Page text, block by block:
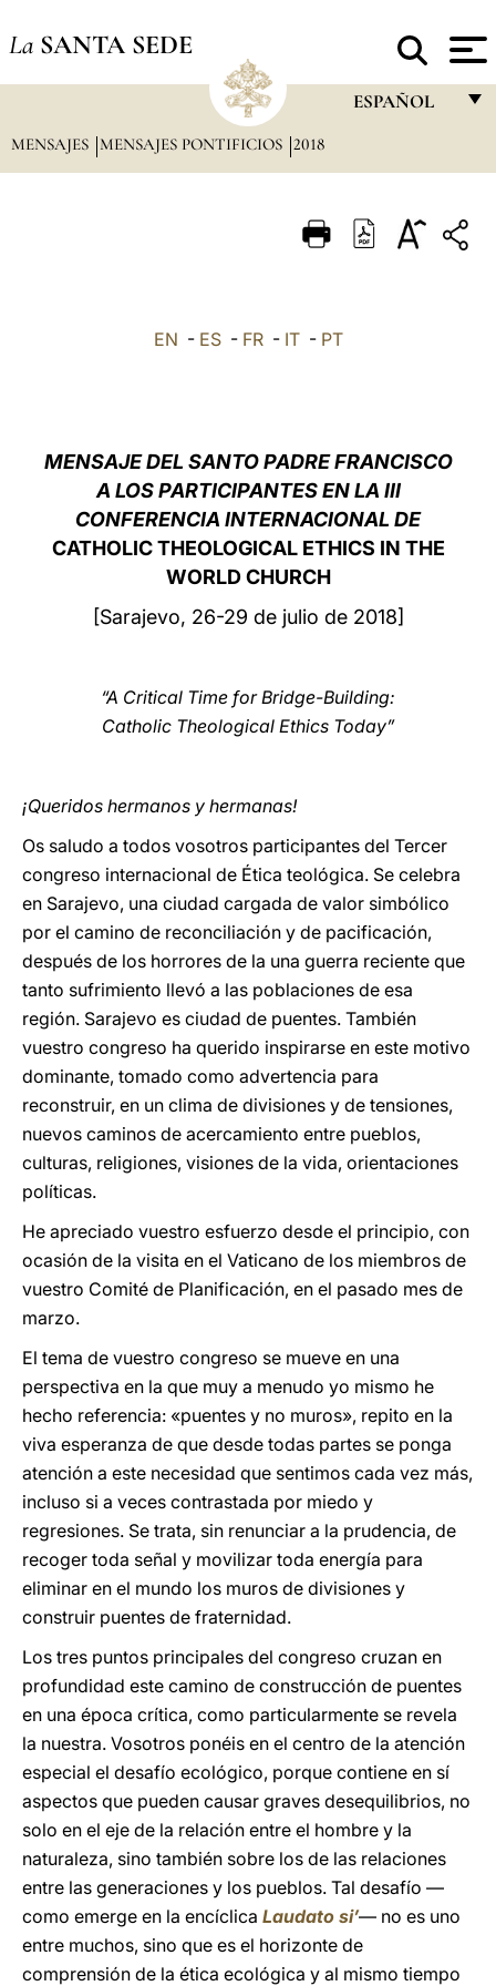
La SANTA SEDE
ESPAÑOL
ITALIANO
中文
LATINE
MENSAJES MENSAJES PONTIFICIOS 2018
EN - ES- FR- IT- PT
MENSAJE DEL SANTO PADRE FRANCISCO
A LOS PARTICIPANTES EN LA III
CONFERENCIA INTERNACIONAL DE
CATHOLIC THEOLOGICAL ETHICS IN THE
WORLD CHURCH
[Sarajevo, 26-29 de julio de 2018]
“A Critical Time for Bridge-Building:
Catholic Theological Ethics Today”
¡Queridos hermanos y hermanas!
Os saludo a todos vosotros participantes del Tercer
congreso internacional de Ética teológica. Se celebra
en Sarajevo, una ciudad cargada de valor simbólico
por el camino de reconciliación y de pacificación,
después de los horrores de la una guerra reciente que
tanto sufrimiento llevó a las poblaciones de esa
región. Sarajevo es ciudad de puentes. También
vuestro congreso ha querido inspirarse en este motivo
dominante, tomado como advertencia para
reconstruir, en un clima de divisiones y de tensiones,
nuevos caminos de acercamiento entre pueblos,
culturas, religiones, visiones de la vida, orientaciones
políticas.
He apreciado vuestro esfuerzo desde el principio, con
ocasión de la visita en el Vaticano de los miembros de
vuestro Comité de Planificación, en el pasado mes de
marzo.
El tema de vuestro congreso se mueve en una
perspectiva en la que muy a menudo yo mismo he
hecho referencia: «puentes y no muros», repito en la
viva esperanza de que desde todas partes se ponga
atención a este necesidad que sentimos cada vez más,
incluso si a veces contrastada por miedo y
regresiones. Se trata, sin renunciar a la prudencia, de
recoger toda señal y movilizar toda energía para
eliminar en el mundo los muros de divisiones y
construir puentes de fraternidad.
Los tres puntos principales del congreso cruzan en
profundidad este camino de construcción de puentes
en una época crítica, como particularmente se revela
la nuestra. Vosotros ponéis en el centro de la atención
especial el desafío ecológico, porque contiene en sí
aspectos que pueden causar graves desequilibrios, no
solo en el eje de la relación entre el hombre y la
naturaleza, sino también sobre los de las relaciones
entre las generaciones y los pueblos. Tal desafío —
como emerge en la encíclica Laudato si’— no es uno
entre muchos, sino que es el horizonte de
comprensión de la ética ecológica y al mismo tiempo